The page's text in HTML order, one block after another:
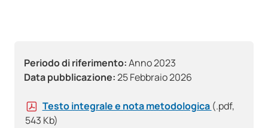
Periodo di riferimento:Anno 2023
Data pubblicazione:25 Febbraio 2026
Testo integrale e nota metodologica (.pdf,
543 Kb)